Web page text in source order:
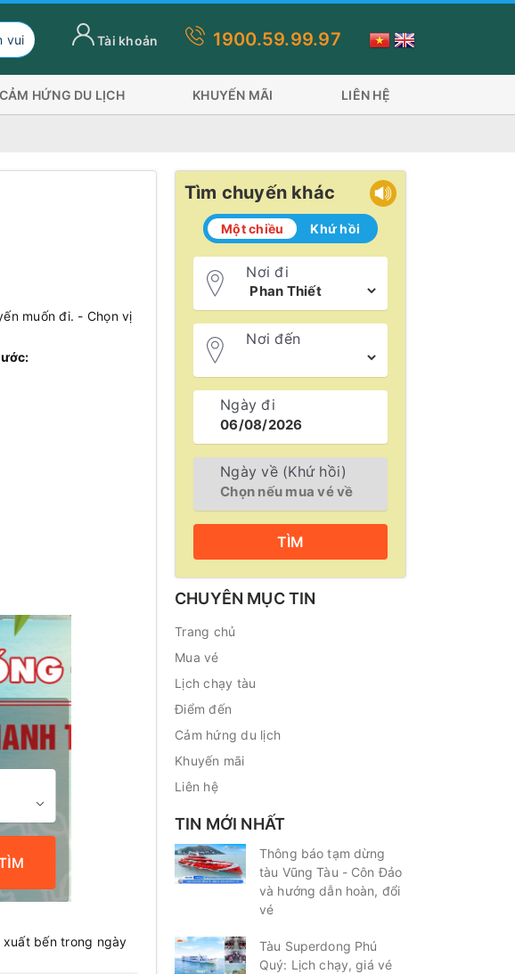
hướng xuống Sóc Trăng Trần Đề đi 2 phương tiện: Tàu Superdong và tàu
Tài khoản 1900.59.99.97
CẢM HỨNG DU LỊCH KHUYẾN MÃI LIÊN HỆ
muốn đi. - Chọn vị
xuất bến trong ngày
Tìm chuyến khác
Một chiều Khứ hồi
Nơi đi
Nơi đến
Ngày đi
Ngày về (Khứ hồi)
TÌM
CHUYÊN MỤC TIN
Trang chủ
Mua vé
Lịch chạy tàu
Điểm đến
Cảm hứng du lịch
Khuyến mãi
Liên hệ
TIN MỚI NHẤT
Thông báo tạm dừng
tàu Vũng Tàu - Côn Đảo
và hướng dẫn hoàn, đổi
vé
Tàu Superdong Phú
Quý: Lịch chạy, giá vé